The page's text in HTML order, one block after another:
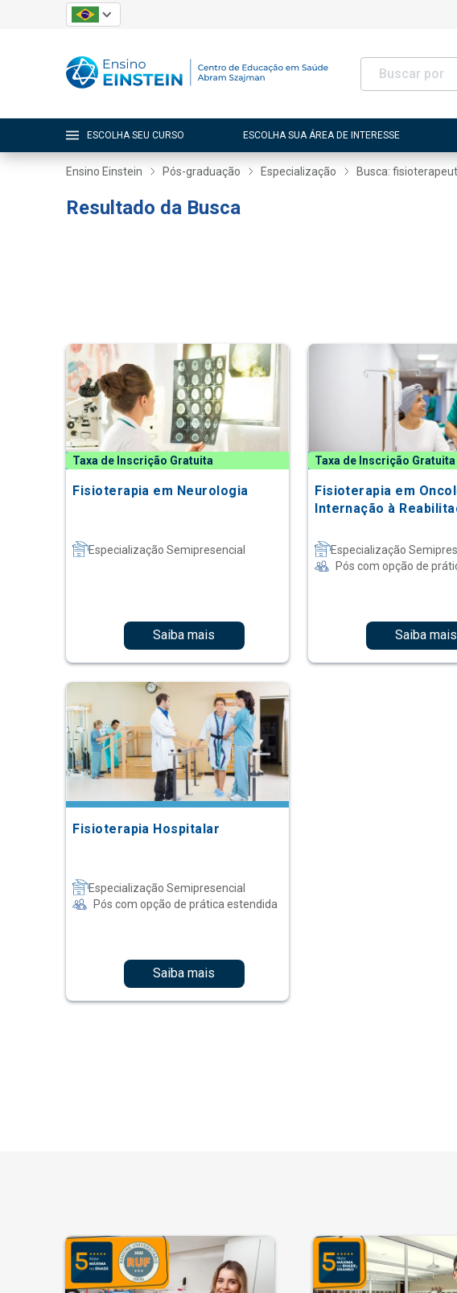
ESCOLHA SEU CURSO ESCOLHA SUA ÁREA DE INTERESSE
Ensino Einstein Pós-graduação Especialização Busca:
Resultado da Busca
Taxa de Inscrição Gratuita
Fisioterapia em Neurologia
Especialização Semipresencial
Saiba mais
Taxa de Inscrição Gratuita
Fisioterapia em
Internação à
Especialização
Pós com opção de
Saiba mais
Fisioterapia Hospitalar
Especialização Semipresencial
Pós com opção de prática estendida
Saiba mais